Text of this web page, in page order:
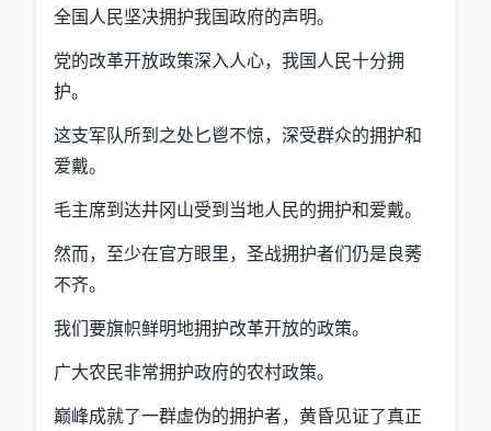
全国人民坚决拥护我国政府的声明。
党的改革开放政策深入人心，我国人民十分拥
护。
这支军队所到之处匕鬯不惊，深受群众的拥护和
爱戴。
毛主席到达井冈山受到当地人民的拥护和爱戴。
然而，至少在官方眼里，圣战拥护者们仍是良莠
不齐。
我们要旗帜鲜明地拥护改革开放的政策。
广大农民非常拥护政府的农村政策。
巅峰成就了一群虚伪的拥护者，黄昏见证了真正